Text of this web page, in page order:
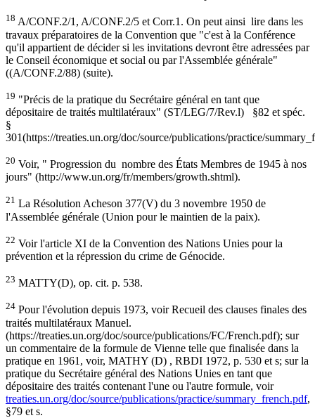
18 A/CONF.2/1, A/CONF.2/5 et Corr.1. On peut ainsi lire dans les
travaux préparatoires de la Convention que "c'est à la Conférence
qu'il appartient de décider si les invitations devront être adressées par
le Conseil économique et social ou par l'Assemblée générale"
((A/CONF.2/88) (suite).
19 "Précis de la pratique du Secrétaire général en tant que
dépositaire de traités multilatéraux" (ST/LEG/7/Rev.l) §82 et spéc.
§
301(https://treaties.un.org/doc/source/publications/practice/
20 Voir, " Progression du nombre des États Membres de 1945 à nos
jours" (http://www.un.org/fr/members/growth.shtml).
21 La Résolution Acheson 377(V) du 3 novembre 1950 de
l'Assemblée générale (Union pour le maintien de la paix).
22 Voir l'article XI de la Convention des Nations Unies pour la
prévention et la répression du crime de Génocide.
23 MATTY(D), op. cit. p. 538.
24 Pour l'évolution depuis 1973, voir Recueil des clauses finales des
traités multilatéraux Manuel.
(https://treaties.un.org/doc/source/publications/FC/French.pdf); sur
un commentaire de la formule de Vienne telle que finalisée dans la
pratique en 1961, voir, MATHY (D) , RBDI 1972, p. 530 et s; sur la
pratique du Secrétaire général des Nations Unies en tant que
dépositaire des traités contenant l'une ou l'autre formule, voir
treaties.un.org/doc/source/publications/practice/summary_french.pdf,
§79 et s.